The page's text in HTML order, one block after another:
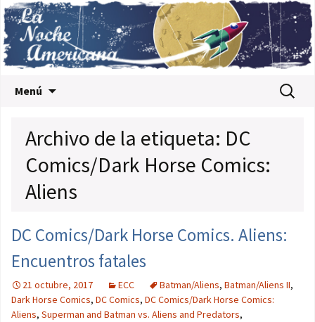
Menú Buscar:
Archivo de la etiqueta: DC
Comics/Dark Horse Comics:
Aliens
DC Comics/Dark Horse Comics. Aliens:
Encuentros fatales
21 octubre, 2017 ECC Batman/Aliens, Batman/Aliens II,
Dark Horse Comics, DC Comics, DC Comics/Dark Horse Comics:
Aliens, Superman and Batman vs. Aliens and Predators,